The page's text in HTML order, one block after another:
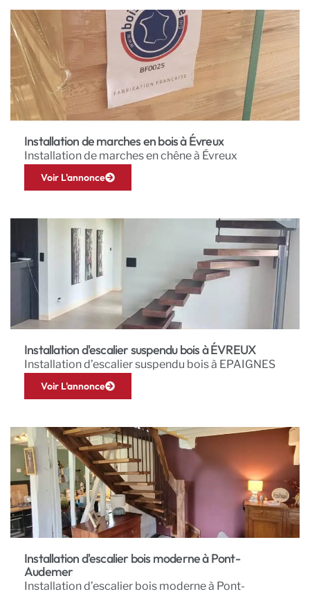
Installation de marches en bois à Évreux
Installation de marches en chêne à Évreux
Voir L'annonce
Installation d'escalier suspendu bois à ÉVREUX
Installation d’escalier suspendu bois à EPAIGNES
Voir L'annonce
Installation d'escalier bois moderne à Pont-
Audemer
Installation d’escalier bois moderne à Pont-